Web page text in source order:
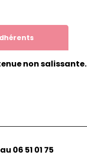
non salissante.
06 51 01 75